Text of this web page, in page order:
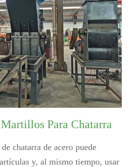
Para Chatarra
chatarra de acero puede
y, al mismo tiempo, usar